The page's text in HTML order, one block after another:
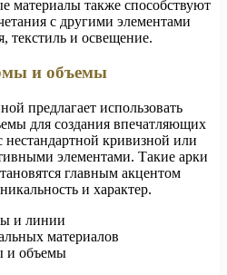
материалы также способствуют
с другими элементами
текстиль и освещение.
и объемы
предлагает использовать
для создания впечатляющих
кривизной или
элементами. Такие арки
главным акцентом
и характер.
и линии
материалов
и объемы